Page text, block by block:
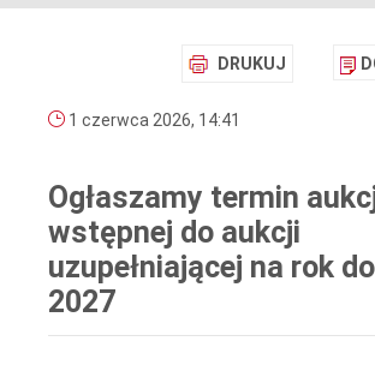
DRUKUJ
1 czerwca 2026, 14:41
Ogłaszamy termin
wstępnej do aukcji
uzupełniającej na rok
2027